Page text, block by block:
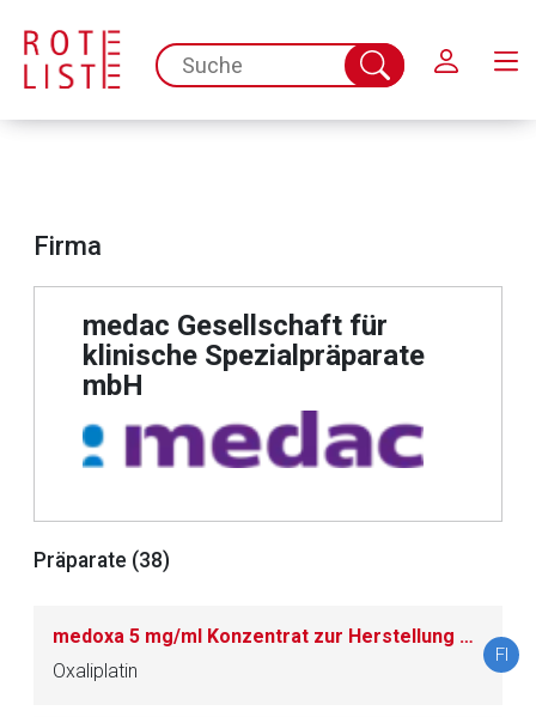
spc.search.input.placeholder
Suche
abschicken
Firma
medac Gesellschaft für
klinische Spezialpräparate
mbH
Präparate (38)
medoxa 5 mg/ml Konzentrat zur Herstellung einer Infusionslösung
Oxaliplatin
FI